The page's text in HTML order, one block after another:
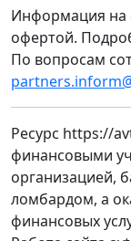
Информация на
офертой.
По вопросам
Ресурс https://
финансовыми
организацией,
ломбардом, а
финансовых